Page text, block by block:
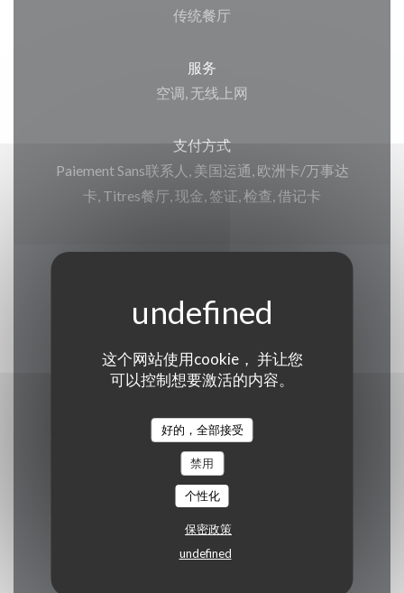
这个网站使用cookie， 并让您
可以控制想要激活的内容。
好的，全部接受
禁用
个性化
保密政策
undefined
传统餐厅
服务
空调, 无线上网
支付方式
Paiement Sans联系人, 美国运通, 欧洲卡/万事达
卡, Titres餐厅, 现金, 签证, 检查, 借记卡
营业时间
星期一
星-星
关闭